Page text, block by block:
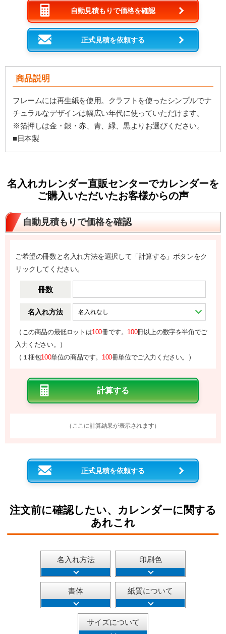
自動見積もりで価格を確認
正式見積を依頼する
商品説明
フレームには再生紙を使用。クラフトを使ったシンプルでナ
チュラルなデザインは幅広い年代に使っていただけます。
※箔押しは金・銀・赤、青、緑、黒よりお選びください。
■日本製
名入れカレンダー直販センターでカレンダーを
ご購入いただいたお客様からの声
自動見積もりで価格を確認
ご希望の冊数と名入れ方法を選択して「計算する」ボタンをク
リックしてください。
冊数
名入れ方法
（ この商品の最低ロットは100冊です。 100冊以上の数字を半角でご
入力ください。
）
（ １梱包100単位の商品です。 100冊単位でご入力ください。 ）
（ここに計算結果が表示されます）
正式見積を依頼する
注文前に確認したい、カレンダーに関する
あれこれ
名入れ方法 印刷色
書体 紙質について
サイズについて